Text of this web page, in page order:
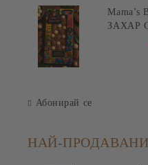
ЗАХАР
Абонирай се
НАЙ-ПРОДАВАНИ